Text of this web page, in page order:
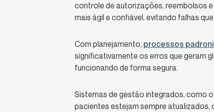
controle de autorizações, reembolsos
mais ágil e confiável, evitando falhas
Com planejamento, processos
significativamente os erros que geram
funcionando de forma segura.
Sistemas de gestão integrados, como o
pacientes estejam sempre